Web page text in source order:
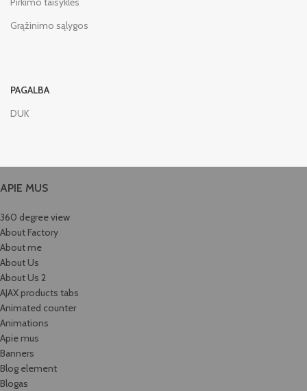
Grąžinimo sąlygos
PAGALBA
DUK
APIE MUS
360 degree view
About Factory
About me
About Us
About Us 2
AJAX products tabs
Animated counter
Animations
Apie mus
Banners
Blog element
Blogas